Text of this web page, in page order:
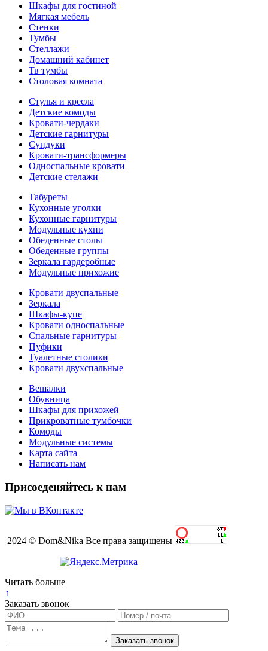
Шкафы для гостиной
Мягкая мебель
Стенки
Тумбы
Стеллажи
Домашний кабинет
Тв тумбы
Столовая комната
Стулья и кресла
Детские комоды
Кровати-чердаки
Детские гарнитуры
Сундуки
Кровати-трансформеры
Односпальные кровати
Детские стелажи
Табуреты
Кухонные уголки
Кухонные гарнитуры
Модульные кухни
Обеденные столы
Обеденные группы
Зеркала гардеробные
Модульные прихожие
Кровати двуспальные
Зеркала
Шкафы-купе
Кровати односпальные
Спальные гарнитуры
Пуфики
Туалетные столики
Кровати двухспальные
Вешалки
Обувница
Шкафы для прихожей
Прикроватные тумбочки
Комоды
Модульные системы
Карта сайта
Написать нам
Присоеденяйтесь к нам
2024 © Dom&Nika Все права защищены
Читать больше
↑
Заказать звонок